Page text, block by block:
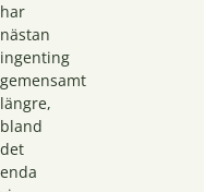
har
nästan
ingenting
gemensamt
längre,
bland
det
enda